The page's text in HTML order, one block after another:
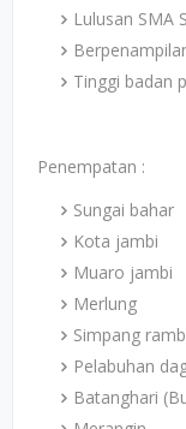
Lulusan SMA
Tinggi badan
Penempatan :
Sungai bahar
Kota jambi
Muaro jambi
Merlung
Simpang
Pelabuhan
Batanghari